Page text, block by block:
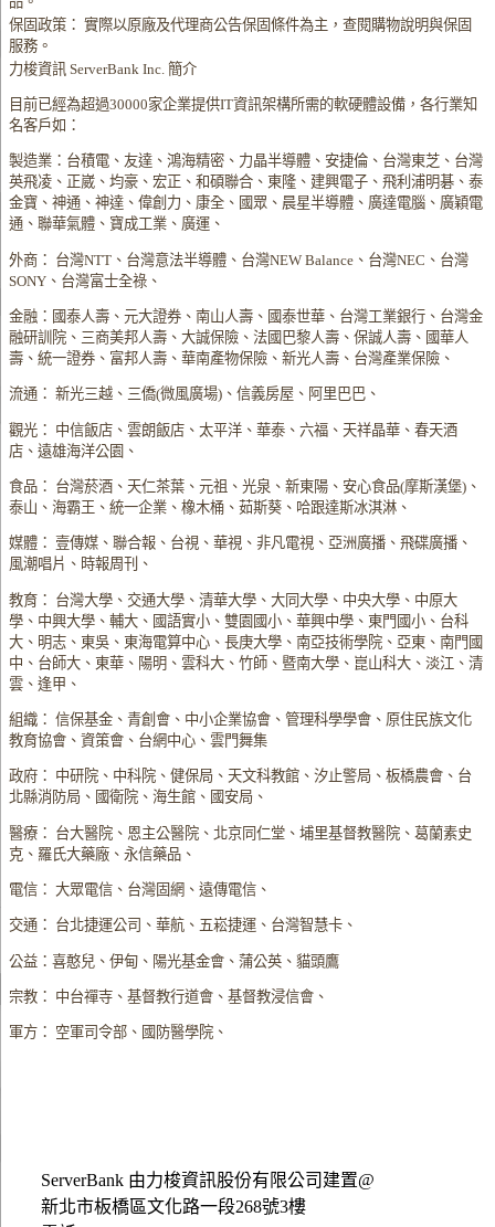
保固政策： 實際以原廠及代理商公告保固條件為主，查閱購物說明與保固
服務。
力梭資訊 ServerBank Inc. 簡介
目前已經為超過30000家企業提供IT資訊架構所需的軟硬體設備，各行業知
名客戶如：
製造業：台積電、友達、鴻海精密、力晶半導體、安捷倫、台灣東芝、台灣
英飛凌、正崴、均豪、宏正、和碩聯合、東隆、建興電子、飛利浦明碁、泰
金寶、神通、神達、偉創力、康全、國眾、晨星半導體、廣達電腦、廣穎電
通、聯華氣體、寶成工業、廣運、
外商： 台灣NTT、台灣意法半導體、台灣NEW Balance、台灣NEC、台灣
SONY、台灣富士全祿、
金融：國泰人壽、元大證券、南山人壽、國泰世華、台灣工業銀行、台灣金
融研訓院、三商美邦人壽、大誠保險、法國巴黎人壽、保誠人壽、國華人
壽、統一證券、富邦人壽、華南產物保險、新光人壽、台灣產業保險、
流通： 新光三越、三僑(微風廣場)、信義房屋、阿里巴巴、
觀光： 中信飯店、雲朗飯店、太平洋、華泰、六福、天祥晶華、春天酒
店、遠雄海洋公園、
食品： 台灣菸酒、天仁茶葉、元祖、光泉、新東陽、安心食品(摩斯漢堡)、
泰山、海霸王、統一企業、橡木桶、茹斯葵、哈跟達斯冰淇淋、
媒體： 壹傳媒、聯合報、台視、華視、非凡電視、亞洲廣播、飛碟廣播、
風潮唱片、時報周刊、
教育： 台灣大學、交通大學、清華大學、大同大學、中央大學、中原大
學、中興大學、輔大、國語實小、雙園國小、華興中學、東門國小、台科
大、明志、東吳、東海電算中心、長庚大學、南亞技術學院、亞東、南門國
中、台師大、東華、陽明、雲科大、竹師、暨南大學、崑山科大、淡江、清
雲、逢甲、
組織： 信保基金、青創會、中小企業協會、管理科學學會、原住民族文化
教育協會、資策會、台網中心、雲門舞集
政府： 中研院、中科院、健保局、天文科教館、汐止警局、板橋農會、台
北縣消防局、國衛院、海生館、國安局、
醫療： 台大醫院、恩主公醫院、北京同仁堂、埔里基督教醫院、葛蘭素史
克、羅氏大藥廠、永信藥品、
電信： 大眾電信、台灣固網、遠傳電信、
交通： 台北捷運公司、華航、五崧捷運、台灣智慧卡、
公益：喜憨兒、伊甸、陽光基金會、蒲公英、貓頭鷹
宗教： 中台禪寺、基督教行道會、基督教浸信會、
軍方： 空軍司令部、國防醫學院、
ServerBank 由力梭資訊股份有限公司建置@
新北市板橋區文化路一段268號3樓